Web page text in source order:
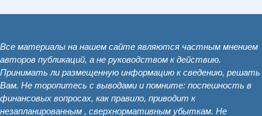
Все материалы на нашем сайте являются частным мнением
авторов публикаций, а не руководством к действию.
Принимать ли размещенную информацию к сведению, решать
Вам. Не торопитесь с выводами и помните: поспешность в
финансовых вопросах, как правило, приводит к
незапланированным , сверхнормативным убыткам. Не